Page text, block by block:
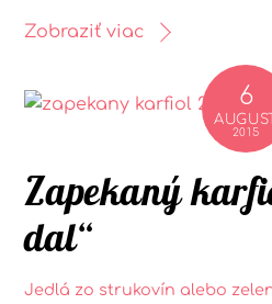
Zobraziť viac
6
2015
Zapekaný
dal“
Jedlá zo strukovín alebo